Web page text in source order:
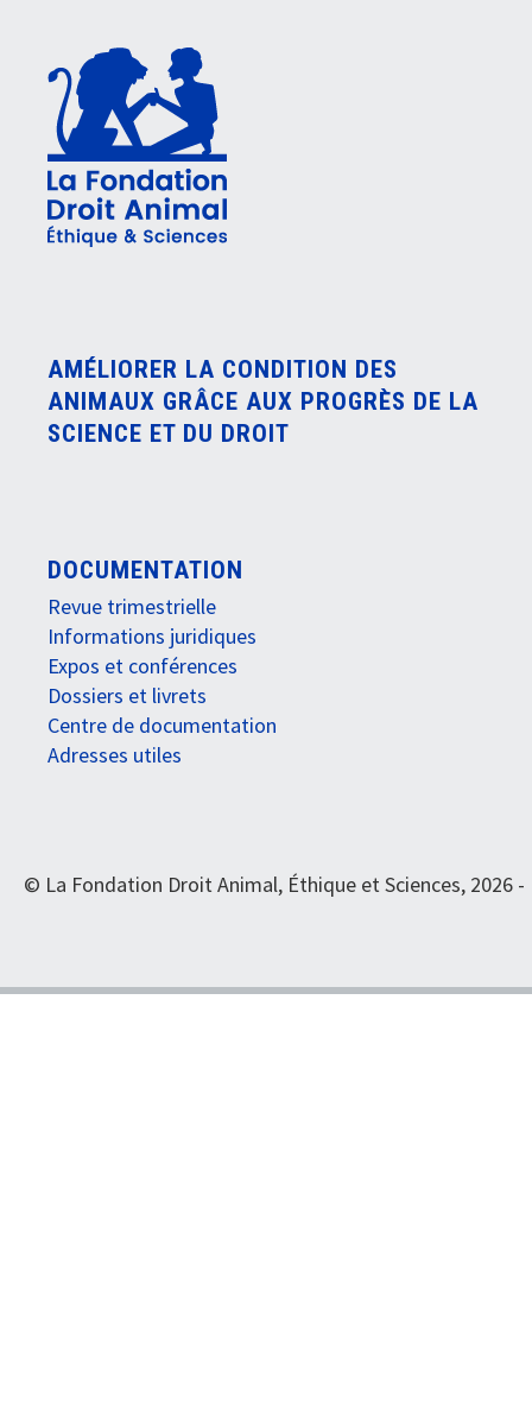
AMÉLIORER LA CONDITION DES
ANIMAUX GRÂCE AUX PROGRÈS DE LA
SCIENCE ET DU DROIT
DOCUMENTATION
Revue trimestrielle
Informations juridiques
Expos et conférences
Dossiers et livrets
Centre de documentation
Adresses utiles
© La Fondation Droit Animal, Éthique et Sciences, 2026 -